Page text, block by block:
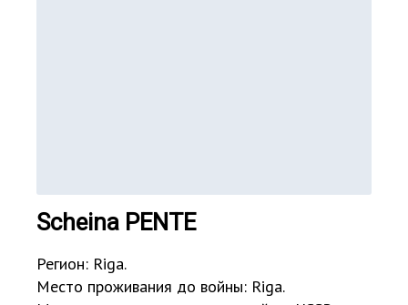
Scheina PENTE
Регион: Riga.
Место проживания до войны: Riga.